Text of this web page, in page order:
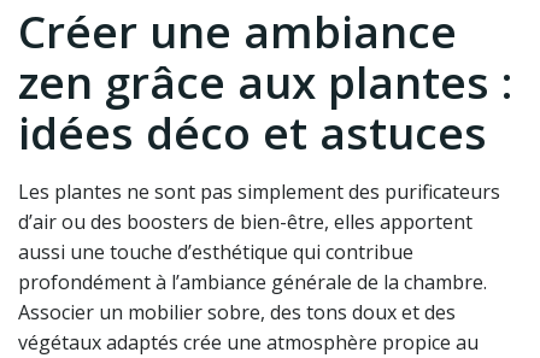
Créer une ambiance
zen grâce aux plantes :
idées déco et astuces
Les plantes ne sont pas simplement des purificateurs
d’air ou des boosters de bien-être, elles apportent
aussi une touche d’esthétique qui contribue
profondément à l’ambiance générale de la chambre.
Associer un mobilier sobre, des tons doux et des
végétaux adaptés crée une atmosphère propice au